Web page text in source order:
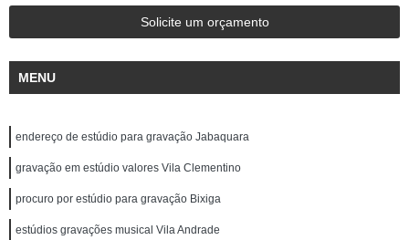
Solicite um orçamento
MENU
endereço de estúdio para gravação Jabaquara
gravação em estúdio valores Vila Clementino
procuro por estúdio para gravação Bixiga
estúdios gravações musical Vila Andrade